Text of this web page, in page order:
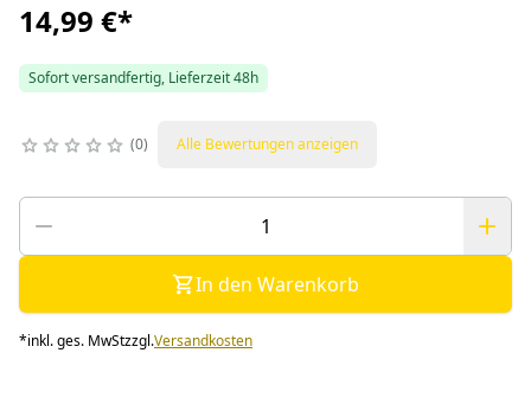
14,99 €*
Sofort versandfertig, Lieferzeit 48h
0 Alle Bewertungen anzeigen
In den Warenkorb
*inkl. ges. MwStzzgl.Versandkosten